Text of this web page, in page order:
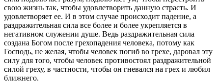
свою жизнь так, чтобы удовлетворить данную страсть. И
удовлетворяет ее. И в этом случае происходит падение, а
раздражительная сила все более и более укрепляется в
негативном служении душе. Ведь раздражительная сила
создана Богом после грехопадения человека, потому как
Господь, не желая, чтобы человек погиб во грехе, даровал эту
силу для того, чтобы человек противостоял раздражительной
силой греху, в частности, чтобы он гневался на грех и любил
ближнего.